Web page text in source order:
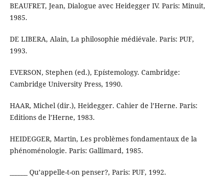
BEAUFRET, Jean, Dialogue avec Heidegger IV. Paris: Minuit,
1985.
DE LIBERA, Alain, La philosophie médiévale. Paris: PUF,
1993.
EVERSON, Stephen (ed.), Epístemology. Cambridge:
Cambridge University Press, 1990.
HAAR, Michel (dir.), Heidegger. Cahier de l’Herne. Paris:
Editions de l’Herne, 1983.
HEIDEGGER, Martin, Les problèmes fondamentaux de la
phénoménologie. Paris: Gallimard, 1985.
______ Qu’appelle-t-on penser?, Paris: PUF, 1992.